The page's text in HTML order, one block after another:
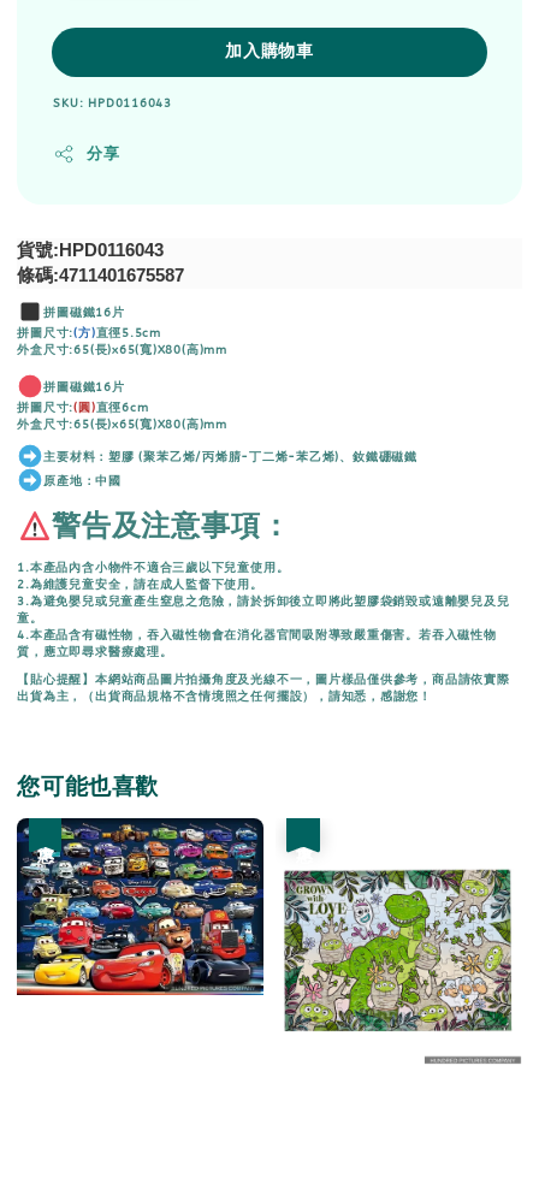
加入購物車
SKU: HPD0116043
分享
貨號:HPD0116043
條碼:4711401675587
拼圖磁鐵16片
拼圖尺寸:(方)直徑5.5cm
外盒尺寸:65(長)x65(寬)X80(高)mm
拼圖磁鐵16片
拼圖尺寸:(圓)直徑6cm
外盒尺寸:65(長)x65(寬)X80(高)mm
主要材料：塑膠 (聚苯乙烯/丙烯腈-丁二烯-苯乙烯)、釹鐵硼磁鐵
原產地：中國
警告及注意事項：
1.本產品內含小物件不適合三歲以下兒童使用。
2.為維護兒童安全，請在成人監督下使用。
3.為避免嬰兒或兒童產生窒息之危險，請於拆卸後立即將此塑膠袋銷毀或遠離嬰兒及兒
童。
4.本產品含有磁性物，吞入磁性物會在消化器官間吸附導致嚴重傷害。若吞入磁性物
質，應立即尋求醫療處理。
【貼心提醒】本網站商品圖片拍攝角度及光線不一，圖片樣品僅供參考，商品請依實際
出貨為主，（出貨商品規格不含情境照之任何擺設），請知悉，感謝您！
您可能也喜歡